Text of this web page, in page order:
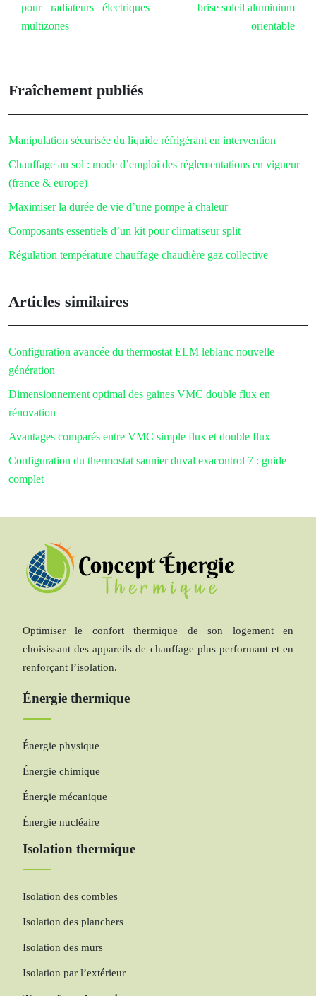
pour radiateurs électriques
multizones
brise soleil aluminium
orientable
Fraîchement publiés
Manipulation sécurisée du liquide réfrigérant en intervention
Chauffage au sol : mode d’emploi des réglementations en vigueur
(france & europe)
Maximiser la durée de vie d’une pompe à chaleur
Composants essentiels d’un kit pour climatiseur split
Régulation température chauffage chaudière gaz collective
Articles similaires
Configuration avancée du thermostat ELM leblanc nouvelle
génération
Dimensionnement optimal des gaines VMC double flux en
rénovation
Avantages comparés entre VMC simple flux et double flux
Configuration du thermostat saunier duval exacontrol 7 : guide
complet
Optimiser le confort thermique de son logement en
choisissant des appareils de chauffage plus performant et en
renforçant l’isolation.
Énergie thermique
Énergie physique
Énergie chimique
Énergie mécanique
Énergie nucléaire
Isolation thermique
Isolation des combles
Isolation des planchers
Isolation des murs
Isolation par l’extérieur